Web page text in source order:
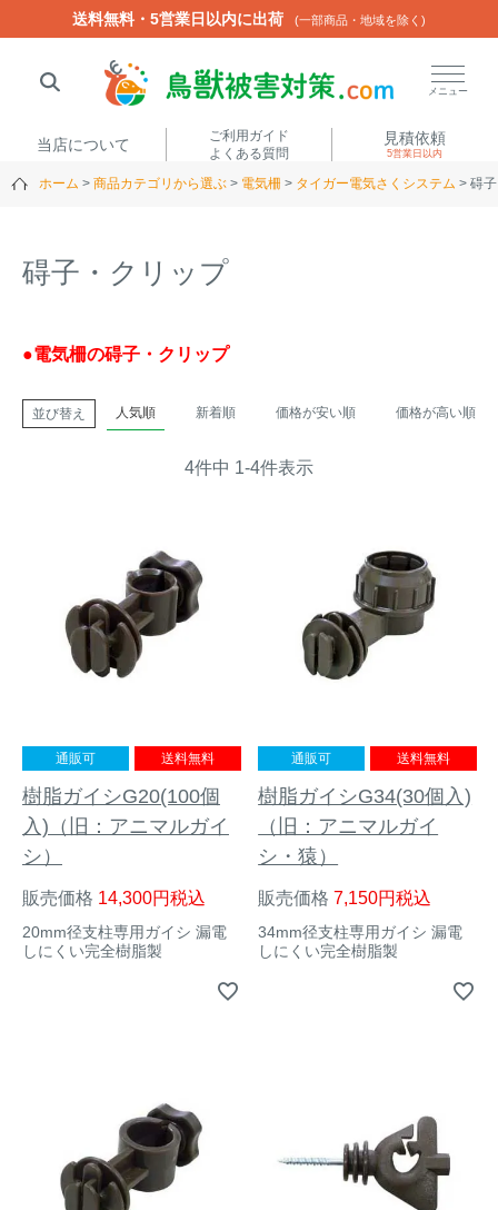
送料無料・5営業日以内に出荷 (一部商品・地域を除く)
メニュー
当店について
ご利用ガイド
よくある質問
見積依頼
5営業日以内
ホーム 商品カテゴリから選ぶ 電気柵 タイガー電気さくシステム 碍
碍子・クリップ
●電気柵の碍子・クリップ
並び替え 人気順 新着順 価格が安い順 価格が高い順
4件中 1-4件表示
通販可 送料無料
樹脂ガイシG20(100個
入)（旧：アニマルガイ
シ）
販売価格 14,300 税込
20mm径支柱専用ガイシ 漏電
しにくい完全樹脂製
通販可 送料無料
樹脂ガイシG34(30個入)
（旧：アニマルガイ
シ・猿）
販売価格 7,150 税込
34mm径支柱専用ガイシ 漏電
しにくい完全樹脂製
送料無料・5営業日以内に出荷 (一部商品・地域を除く)
閉じる
いのししくんTREL4G-R
アニマルネット2300
屋外防犯・監視カメ
ラ （SDカード録画）
ICT・IoT機器
ュ柵等）
箱わな（イノシシ・シ
カ・サル等）
箱わな
（イノシシ・
シカ等）
苗木食害防止材
漁網
アライグマ対策
イタチ・テン・
マングース対策